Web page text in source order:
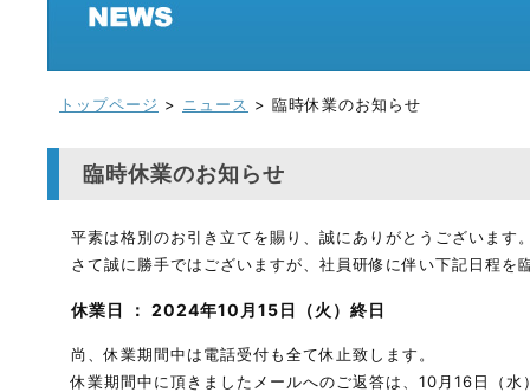
トップページ > ニュース > 臨時休業のお知らせ
臨時休業のお知らせ
平素は格別のお引き立てを賜り、誠にありがとうございます
さて誠に勝手ではございますが、社員研修に伴い下記日程を
休業日 ： 2024年10月15日（火）終日
尚、休業期間中は電話受付も全て休止致します。
休業期間中に頂きましたメールへのご返答は、10月16日（